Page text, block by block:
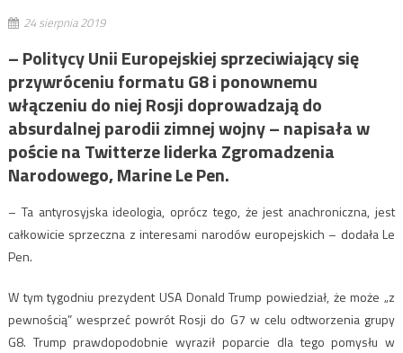
24 sierpnia 2019
– Politycy Unii Europejskiej sprzeciwiający się
przywróceniu formatu G8 i ponownemu
włączeniu do niej Rosji doprowadzają do
absurdalnej parodii zimnej wojny – napisała w
poście na Twitterze liderka Zgromadzenia
Narodowego, Marine Le Pen.
– Ta antyrosyjska ideologia, oprócz tego, że jest anachroniczna, jest
całkowicie sprzeczna z interesami narodów europejskich – dodała Le
Pen.
W tym tygodniu prezydent USA Donald Trump powiedział, że może „z
pewnością” wesprzeć powrót Rosji do G7 w celu odtworzenia grupy
G8. Trump prawdopodobnie wyraził poparcie dla tego pomysłu w